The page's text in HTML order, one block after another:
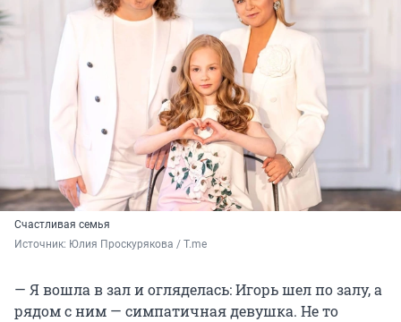
Счастливая семья
Источник: Юлия Проскурякова / T.me
— Я вошла в зал и огляделась: Игорь шел по залу, а
рядом с ним — симпатичная девушка. Не то